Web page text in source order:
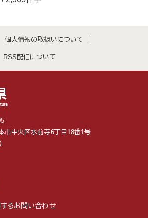
個人情報の取扱いについて
RSS配信について
市中央区水前寺6丁目18番1号
るお問い合わせ